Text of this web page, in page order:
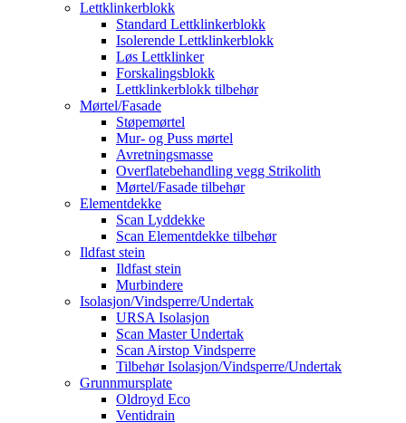
Lettklinkerblokk
Standard Lettklinkerblokk
Isolerende Lettklinkerblokk
Løs Lettklinker
Forskalingsblokk
Lettklinkerblokk tilbehør
Mørtel/Fasade
Støpemørtel
Mur- og Puss mørtel
Avretningsmasse
Overflatebehandling vegg Strikolith
Mørtel/Fasade tilbehør
Elementdekke
Scan Lyddekke
Scan Elementdekke tilbehør
Ildfast stein
Ildfast stein
Murbindere
Isolasjon/Vindsperre/Undertak
URSA Isolasjon
Scan Master Undertak
Scan Airstop Vindsperre
Tilbehør Isolasjon/Vindsperre/Undertak
Grunnmursplate
Oldroyd Eco
Ventidrain